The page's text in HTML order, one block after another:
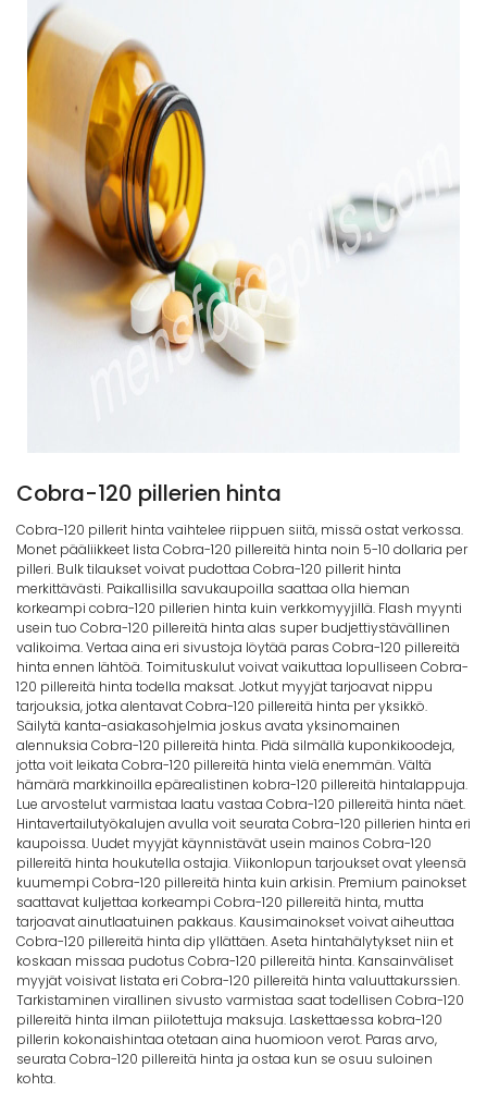
Cobra-120 pillerien hinta
Cobra-120 pillerit hinta vaihtelee riippuen siitä, missä ostat verkossa.
Monet pääliikkeet lista Cobra-120 pillereitä hinta noin 5-10 dollaria per
pilleri. Bulk tilaukset voivat pudottaa Cobra-120 pillerit hinta
merkittävästi. Paikallisilla savukaupoilla saattaa olla hieman
korkeampi cobra-120 pillerien hinta kuin verkkomyyjillä. Flash myynti
usein tuo Cobra-120 pillereitä hinta alas super budjettiystävällinen
valikoima. Vertaa aina eri sivustoja löytää paras Cobra-120 pillereitä
hinta ennen lähtöä. Toimituskulut voivat vaikuttaa lopulliseen Cobra-
120 pillereitä hinta todella maksat. Jotkut myyjät tarjoavat nippu
tarjouksia, jotka alentavat Cobra-120 pillereitä hinta per yksikkö.
Säilytä kanta-asiakasohjelmia joskus avata yksinomainen
alennuksia Cobra-120 pillereitä hinta. Pidä silmällä kuponkikoodeja,
jotta voit leikata Cobra-120 pillereitä hinta vielä enemmän. Vältä
hämärä markkinoilla epärealistinen kobra-120 pillereitä hintalappuja.
Lue arvostelut varmistaa laatu vastaa Cobra-120 pillereitä hinta näet.
Hintavertailutyökalujen avulla voit seurata Cobra-120 pillerien hinta eri
kaupoissa. Uudet myyjät käynnistävät usein mainos Cobra-120
pillereitä hinta houkutella ostajia. Viikonlopun tarjoukset ovat yleensä
kuumempi Cobra-120 pillereitä hinta kuin arkisin. Premium painokset
saattavat kuljettaa korkeampi Cobra-120 pillereitä hinta, mutta
tarjoavat ainutlaatuinen pakkaus. Kausimainokset voivat aiheuttaa
Cobra-120 pillereitä hinta dip yllättäen. Aseta hintahälytykset niin et
koskaan missaa pudotus Cobra-120 pillereitä hinta. Kansainväliset
myyjät voisivat listata eri Cobra-120 pillereitä hinta valuuttakurssien.
Tarkistaminen virallinen sivusto varmistaa saat todellisen Cobra-120
pillereitä hinta ilman piilotettuja maksuja. Laskettaessa kobra-120
pillerin kokonaishintaa otetaan aina huomioon verot. Paras arvo,
seurata Cobra-120 pillereitä hinta ja ostaa kun se osuu suloinen
kohta.